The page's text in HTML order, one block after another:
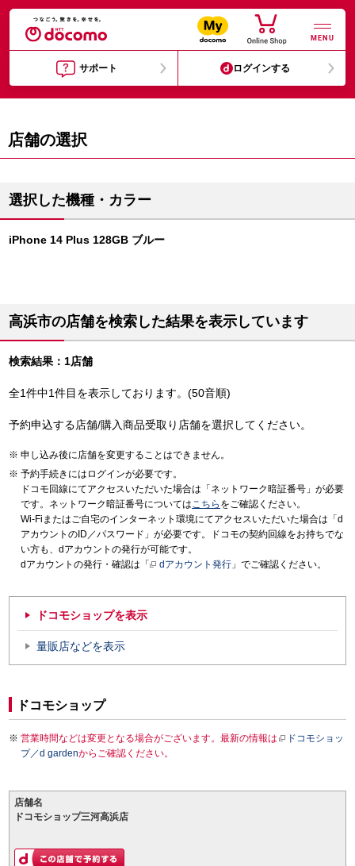
MENU
サポート ログインする
店舗の選択
選択した機種・カラー
iPhone 14 Plus 128GB ブルー
高浜市の店舗を検索した結果を表示しています
検索結果：1店舗
全1件中1件目を表示しております。(50音順)
予約申込する店舗/購入商品受取り店舗を選択してください。
申し込み後に店舗を変更することはできません。
予約手続きにはログインが必要です。
ドコモ回線にてアクセスいただいた場合は「ネットワーク暗証番号」が必要
です。ネットワーク暗証番号についてはこちら をご確認ください。
Wi-Fiまたはご自宅のインターネット環境にてアクセスいただいた場合は「d
アカウントのID／パスワード」が必要です。ドコモの契約回線をお持ちでな
い方も、dアカウントの発行が可能です。
dアカウントの発行・確認は「
dアカウント発行 」でご確認ください。
ドコモショップを表示
量販店などを表示
ドコモショップ
営業時間などは変更となる場合がございます。最新の情報は
ドコモショッ
プ／d gardenからご確認ください。
店舗名
ドコモショップ三河高浜店